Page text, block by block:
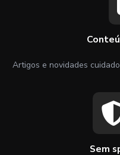
Artigos e novidades
Sem